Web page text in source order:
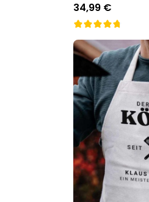
34,99 €